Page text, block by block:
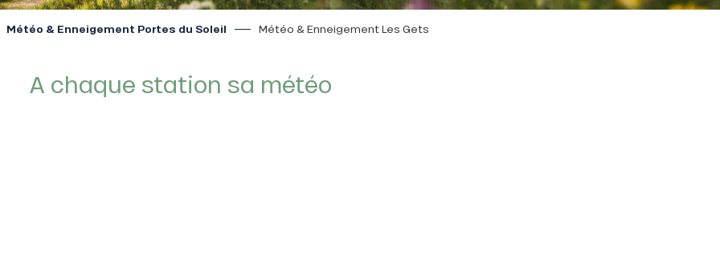
Météo & Enneigement Portes du Soleil Météo & Enneigement Les Gets
A chaque station sa météo